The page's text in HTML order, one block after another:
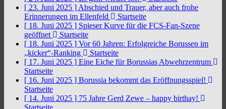
[ 23. Juni 2025 ] Abschied und Trauer, aber auch frohe
Erinnerungen im Ellenfeld
Startseite
[ 18. Juni 2025 ] Spieser Kurve für die FCS-Fan-Szene
geöffnet
Startseite
[ 18. Juni 2025 ] Vor 60 Jahren: Erfolgreiche Borussen im
„kicker“-Ranking
Startseite
[ 17. Juni 2025 ] Eine Eiche für Borussias Abwehrzentrum
Startseite
[ 16. Juni 2025 ] Borussia bekommt das Eröffnungsspiel!
Startseite
[ 14. Juni 2025 ] 75 Jahre Gerd Zewe – happy birthay!
Startseite